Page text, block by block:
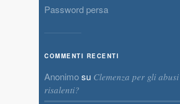
Password persa
COMMENTI RECENTI
Anonimosu Clemenza per gli
risalenti?